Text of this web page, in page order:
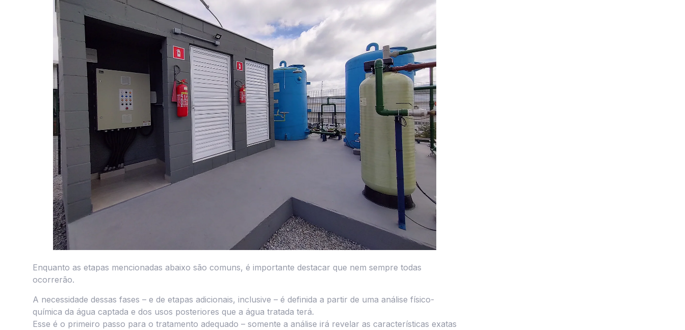
Enquanto as etapas mencionadas abaixo são comuns, é importante destacar que nem sempre todas
ocorrerão.
A necessidade dessas fases – e de etapas adicionais, inclusive – é definida a partir de uma análise físico-
química da água captada e dos usos posteriores que a água tratada terá.
Esse é o primeiro passo para o tratamento adequado – somente a análise irá revelar as características exatas